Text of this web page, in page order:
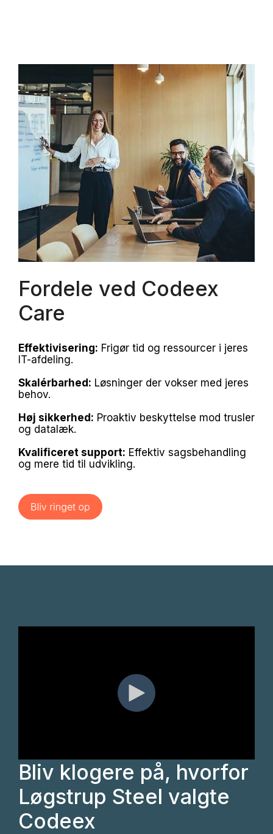
Fordele ved Codeex
Care
Effektivisering: Frigør tid og ressourcer i jeres
IT-afdeling.
Skalérbarhed: Løsninger der vokser med jeres
behov.
Høj sikkerhed: Proaktiv beskyttelse mod trusler
og datalæk.
Kvalificeret support: Effektiv sagsbehandling
og mere tid til udvikling.
Bliv klogere på, hvorfor
Løgstrup Steel valgte
Codeex